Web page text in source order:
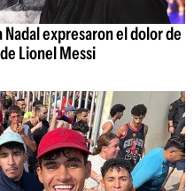
Nadal expresaron el dolor de
Lionel Messi